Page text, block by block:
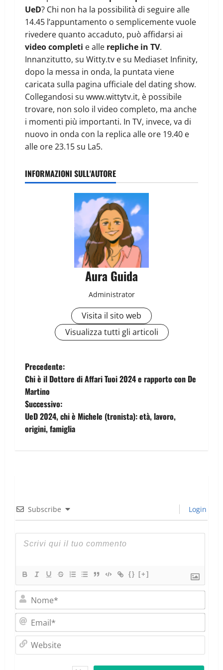
UeD? Chi non ha la possibilità di seguire alle
14.45 l’appuntamento o semplicemente vuole
rivedere quanto accaduto, può affidarsi ai
video completi e alle repliche in TV.
Innanzitutto, su Witty.tv e su Mediaset Infinity,
dopo la messa in onda, la puntata viene
caricata sulla pagina ufficiale del dating show.
Collegandosi su www.wittytv.it, è possibile
trovare, non solo il video completo, ma anche
i momenti più importanti. In TV, invece, va di
nuovo in onda con la replica alle ore 19.40 e
alle ore 23.15 su La5.
INFORMAZIONI SULL'AUTORE
Aura Guida
Administrator
Visita il sito web
Visualizza tutti gli articoli
Precedente:
Chi è il Dottore di Affari Tuoi 2024 e rapporto con De
Martino
Successivo:
UeD 2024, chi è Michele (tronista): età, lavoro,
origini, famiglia
Subscribe Login
{} [+]